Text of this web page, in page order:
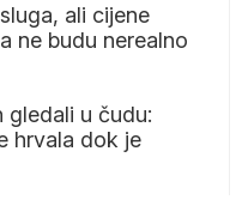
ali cijene
ne budu nerealno
gledali u čudu:
hrvala dok je